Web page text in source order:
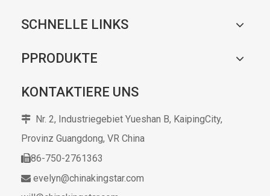
SCHNELLE LINKS
PPRODUKTE
KONTAKTIERE UNS
 Nr. 2, Industriegebiet Yueshan B, KaipingCity,
Provinz Guangdong, VR China
86-750-2761363
 evelyn@chinakingstar.com